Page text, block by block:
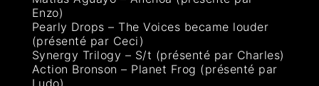
Enzo)
Pearly Drops – The Voices became louder
(présenté par Ceci)
Synergy Trilogy – S/t (présenté par Charles)
Action Bronson – Planet Frog (présenté par